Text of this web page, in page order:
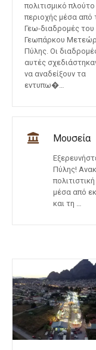
πολιτισμικό
περιοχής μέσα από
Γεω-διαδρομές του
Γεωπάρκου
Πύλης. Οι
αυτές
να αναδείξουν τα
εντυπω�…
Μουσεία
Πύλης!
μέσα από
και τη …